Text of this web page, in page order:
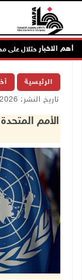
أهم الاخبار
الرئيسية
تاريخ النشر: 19/02/2026 11:31 ص
الأمم